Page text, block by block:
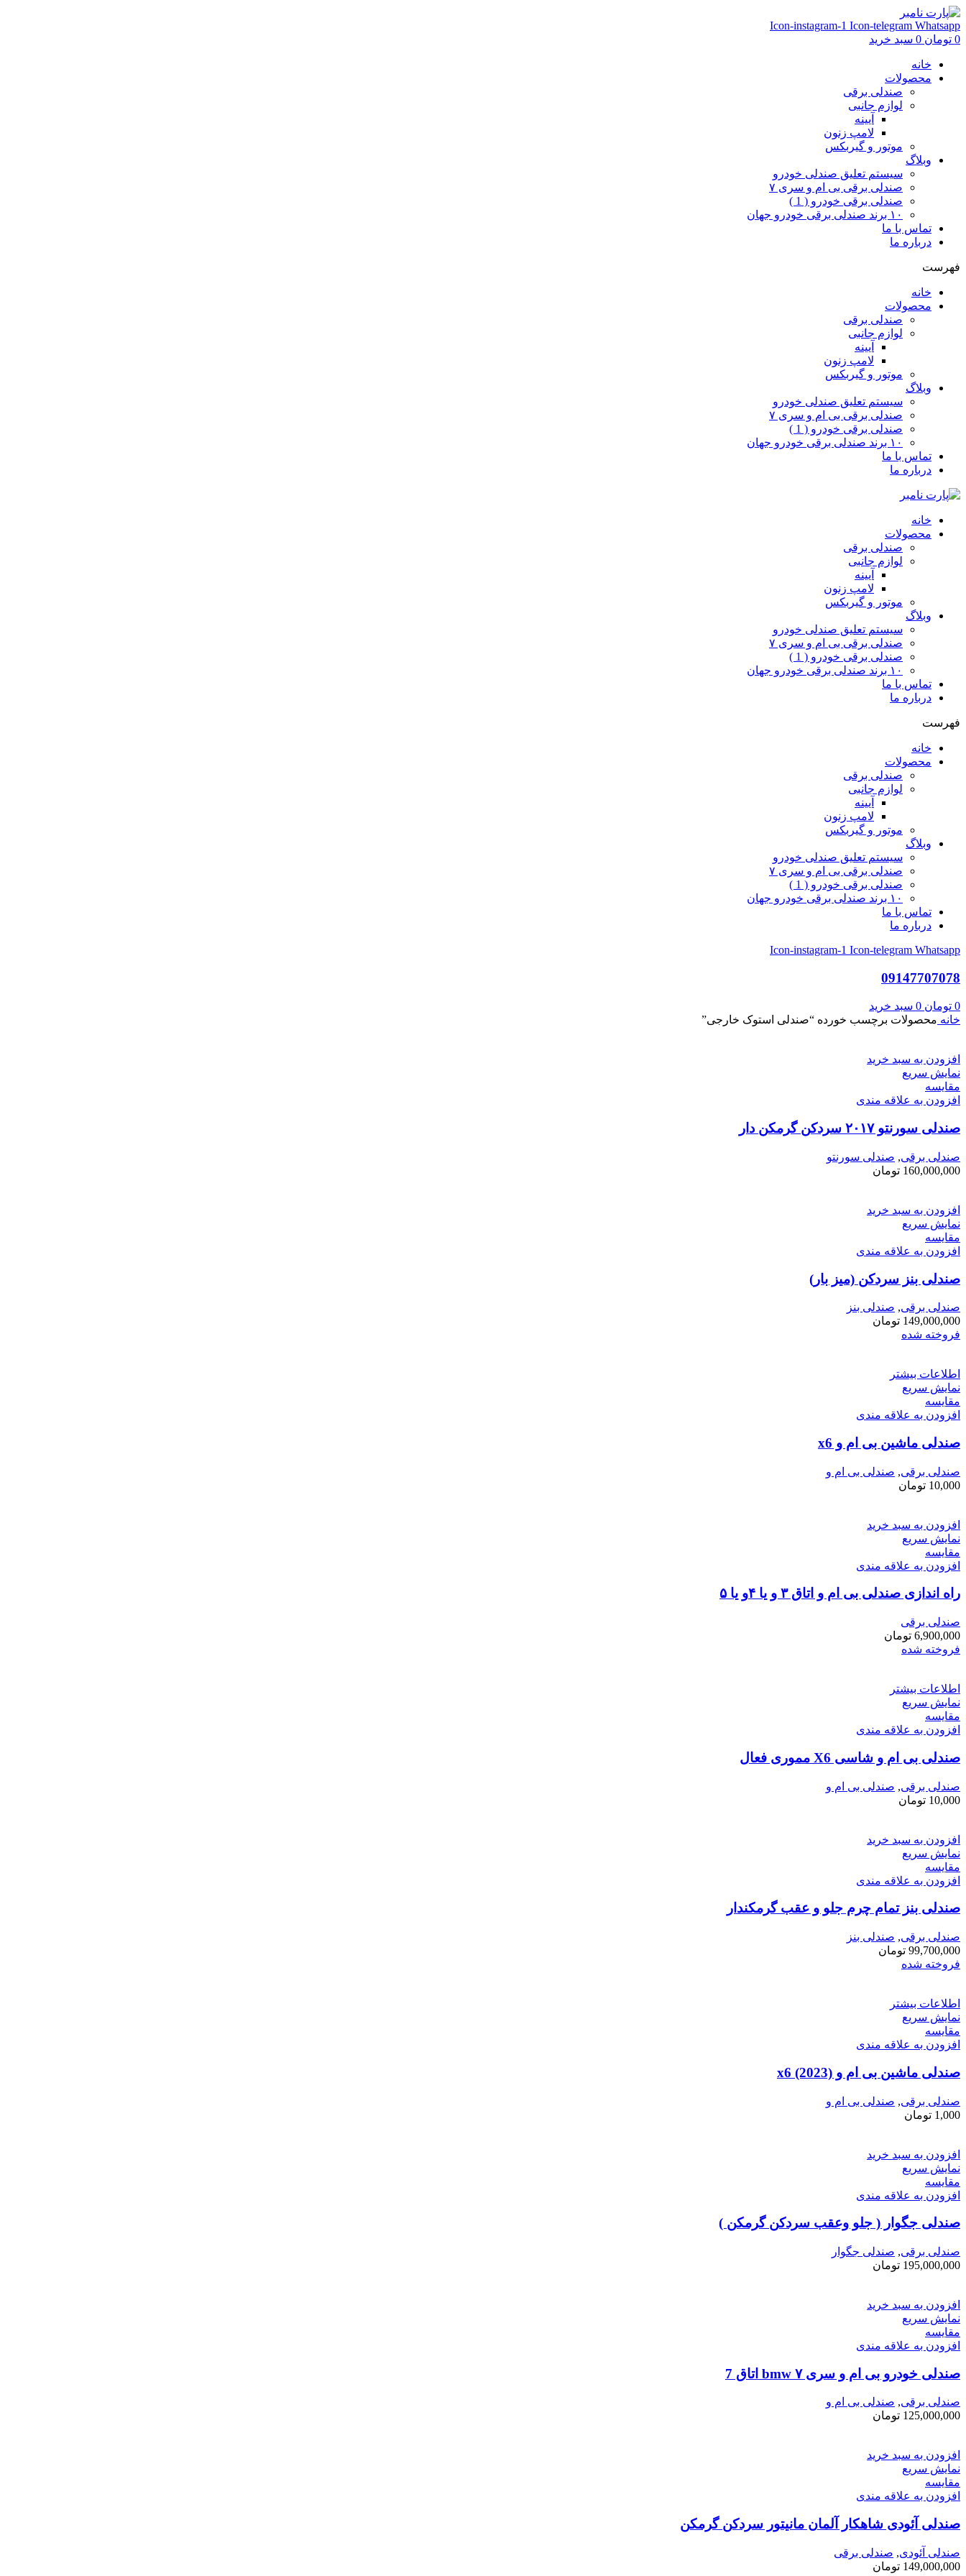
Icon-instagram-1 Icon-telegram Whatsapp
0 تومان 0 سبد خرید
خانه
محصولات
صندلی برقی
لوازم جانبی
آیینه
لامپ زنون
موتور و گیربکس
وبلاگ
سیستم تعلیق صندلی خودرو
صندلی برقی بی ام و سری ۷
صندلی برقی خودرو ( 1 )
۱۰ برند صندلی برقی خودرو جهان
تماس با ما
درباره ما
فهرست
خانه
محصولات
صندلی برقی
لوازم جانبی
آیینه
لامپ زنون
موتور و گیربکس
وبلاگ
سیستم تعلیق صندلی خودرو
صندلی برقی بی ام و سری ۷
صندلی برقی خودرو ( 1 )
۱۰ برند صندلی برقی خودرو جهان
تماس با ما
درباره ما
خانه
محصولات
صندلی برقی
لوازم جانبی
آیینه
لامپ زنون
موتور و گیربکس
وبلاگ
سیستم تعلیق صندلی خودرو
صندلی برقی بی ام و سری ۷
صندلی برقی خودرو ( 1 )
۱۰ برند صندلی برقی خودرو جهان
تماس با ما
درباره ما
فهرست
خانه
محصولات
صندلی برقی
لوازم جانبی
آیینه
لامپ زنون
موتور و گیربکس
وبلاگ
سیستم تعلیق صندلی خودرو
صندلی برقی بی ام و سری ۷
صندلی برقی خودرو ( 1 )
۱۰ برند صندلی برقی خودرو جهان
تماس با ما
درباره ما
Icon-instagram-1 Icon-telegram Whatsapp
09147707078
0 تومان 0 سبد خرید
خانه محصولات برچسب خورده “صندلی استوک خارجی”
افزودن به سبد خرید
نمایش سریع
مقايسه
افزودن به علاقه مندی
صندلی سورنتو ۲۰۱۷ سردکن گرمکن دار
صندلی برقی, صندلی سورنتو
160,000,000 تومان
افزودن به سبد خرید
نمایش سریع
مقايسه
افزودن به علاقه مندی
صندلی بنز سردکن (میز بار)
صندلی برقی, صندلی بنز
149,000,000 تومان
فروخته شده
اطلاعات بیشتر
نمایش سریع
مقايسه
افزودن به علاقه مندی
صندلی ماشین بی ام و x6
صندلی برقی, صندلی بی ام و
10,000 تومان
افزودن به سبد خرید
نمایش سریع
مقايسه
افزودن به علاقه مندی
راه اندازی صندلی بی ام و اتاق ۳ و یا ۴و یا ۵
صندلی برقی
6,900,000 تومان
فروخته شده
اطلاعات بیشتر
نمایش سریع
مقايسه
افزودن به علاقه مندی
صندلی بی ام و شاسی X6 مموری فعال
صندلی برقی, صندلی بی ام و
10,000 تومان
افزودن به سبد خرید
نمایش سریع
مقايسه
افزودن به علاقه مندی
صندلی بنز تمام چرم جلو و عقب گرمکندار
صندلی برقی, صندلی بنز
99,700,000 تومان
فروخته شده
اطلاعات بیشتر
نمایش سریع
مقايسه
افزودن به علاقه مندی
صندلی ماشین بی ام و x6 (2023)
صندلی برقی, صندلی بی ام و
1,000 تومان
افزودن به سبد خرید
نمایش سریع
مقايسه
افزودن به علاقه مندی
صندلی جگوار ( جلو وعقب سردکن گرمکن )
صندلی برقی, صندلی جگوار
195,000,000 تومان
افزودن به سبد خرید
نمایش سریع
مقايسه
افزودن به علاقه مندی
صندلی خودرو بی ام و سری ۷ bmw اتاق ‌7
صندلی برقی, صندلی بی ام و
125,000,000 تومان
افزودن به سبد خرید
نمایش سریع
مقايسه
افزودن به علاقه مندی
صندلی آئودی شاهکار آلمان مانیتور سردکن گرمکن
صندلی آئودی, صندلی برقی
149,000,000 تومان